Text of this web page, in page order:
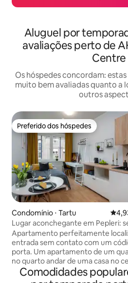
Aluguel por
avaliações perto de
Centre
Os hóspedes concordam:
muito bem avaliadas quanto a
outros
Preferido dos hóspedes
Preferido dos hóspedes
Condomínio ⋅ Tartu 4,93
Lugar aconchegante em Pepleri:
check-in
Apartamento perfeitamente
entrada sem contato com um
porta. Um apartamento de um
no quarto andar de uma casa no
de Tartu que os hóspedes podem
acessar facilmente de ônibus (1,1
Comodidades